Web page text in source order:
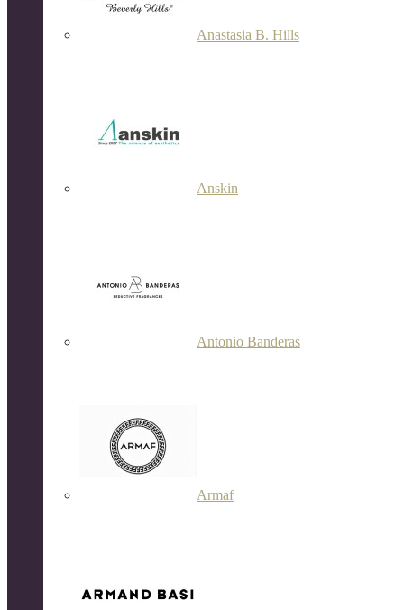
Anastasia B. Hills
Anskin
Antonio Banderas
Armaf